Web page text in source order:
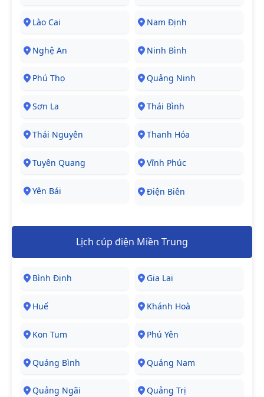
Lào Cai Nam Định
Nghệ An Ninh Bình
Phú Thọ Quảng Ninh
Sơn La Thái Bình
Thái Nguyên Thanh Hóa
Tuyên Quang Vĩnh Phúc
Yên Bái Điện Biên
Lịch cúp điện Miền Trung
Bình Định Gia Lai
Huế Khánh Hoà
Kon Tum Phú Yên
Quảng Bình Quảng Nam
Quảng Ngãi Quảng Trị